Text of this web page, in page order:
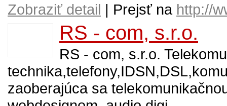
Zobraziť detail | Prejsť na http://
RS - com, s.r.o.
RS - com, s.r.o.
zaoberajúca sa